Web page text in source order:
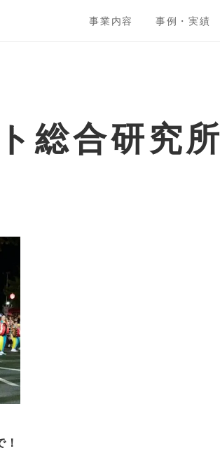
事業内容 事例・実績
総合研究所